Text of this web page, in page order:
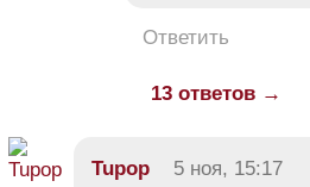
Ответить
13 ответов →
Tupop 5 ноя, 15:17